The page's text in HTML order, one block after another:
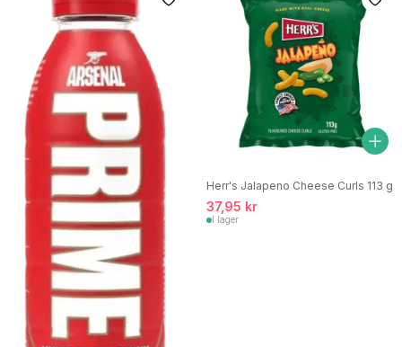
Herr's Jalapeno Cheese Curls 113 g
37,95 kr
I lager